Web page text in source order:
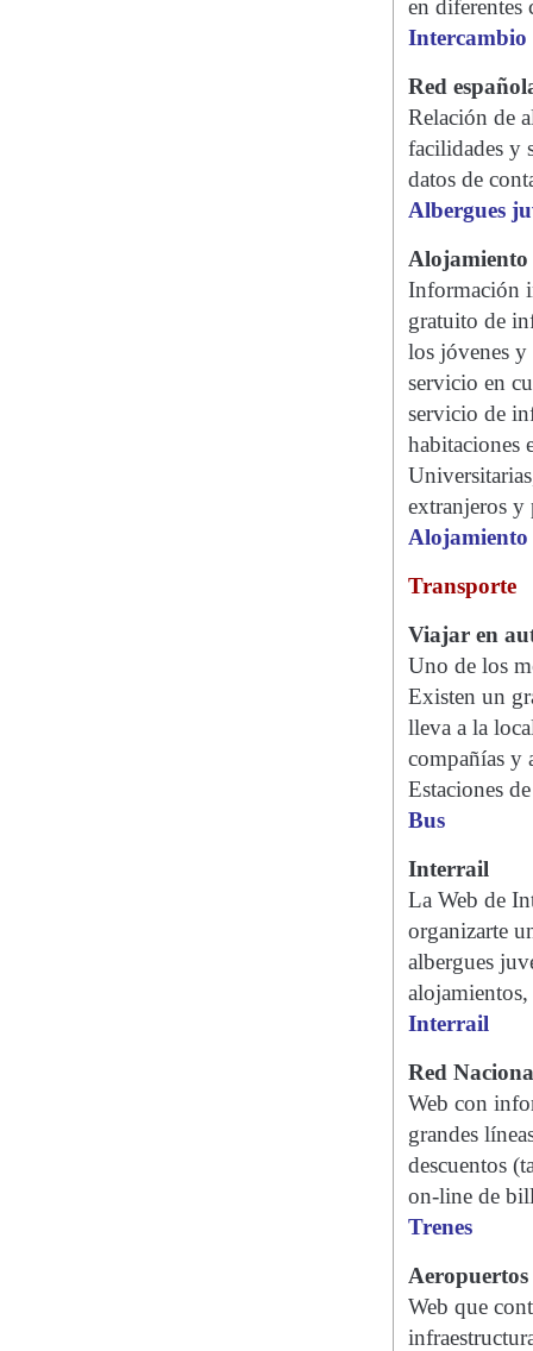
en diferentes
Intercambio
Red
Relación de
facilidades y
datos de
Albergues
Alojamiento
Información
gratuito de
los jóvenes y
servicio en
servicio de
habitaciones
extranjeros y
Alojamiento
Transporte
Viajar en
Uno de los
Existen un
lleva a la
compañías y
Estaciones
Bus
Interrail
La Web de
organizarte
albergues
Interrail
Red
Web con
grandes
descuentos
on-line de
Trenes
Aeropuertos
Web que